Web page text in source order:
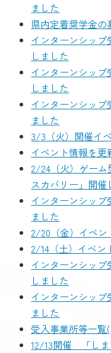
ました
県内定着奨学金
インターンシッ
しました
インターンシッ
しました
インターンシップ
ました
3/3（火）開催イ
イベント情報を更
2/24（火）ゲーム
スカバリー」開催
インターンシップ
ました
2/20（金）イベン
2/14（土）イベン
インターンシッ
しました
インターンシップ
ました
受入事業所等一覧
12/13開催 「しま